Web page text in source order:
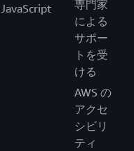
JavaScript
専門家
による
サポー
トを受
ける
AWS の
アクセ
シビリ
ティ